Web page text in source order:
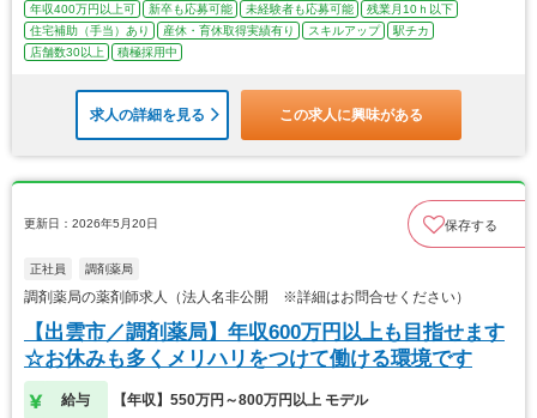
年収400万円以上可 新卒も応募可能 未経験者も応募可能
残業月10ｈ以下
住宅補助（手当）あり
産休・育休取得実績有り スキルアップ
駅チカ
店舗数30以上
積極採用中
求人の詳細を見る この求人に興味がある
更新日：2026年5月20日 保存する
正社員 調剤薬局
調剤薬局の薬剤師求人（法人名非公開 ※詳細はお問合せください）
【出雲市／調剤薬局】年収600万円以上も目指せます
☆お休みも多くメリハリをつけて働ける環境です
給与 【年収】550万円～800万円以上 モデル